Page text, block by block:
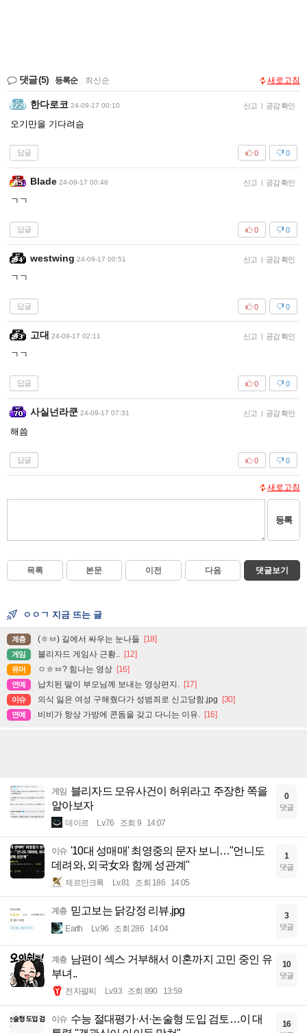
댓글(5) 등록순 최신순 새로고침
한다로코 24-09-17 00:10 신고 | 공감 확인
오기만을 기다려슴
답글 0
0
Blade 24-09-17 00:48 신고 | 공감 확인
ㄱㄱ
답글 0
0
westwing 24-09-17 00:51 신고 | 공감 확인
ㄱㄱ
답글 0
0
고대 24-09-17 02:11 신고 | 공감 확인
ㄱㄱ
답글 0
0
사실넌라쿤 24-09-17 07:31 신고 | 공감 확인
해씀
답글 0
0
새로고침
등록
목록 본문 이전 다음 댓글보기
ㅇㅇㄱ 지금 뜨는 글
계층 (ㅎㅂ) 길에서 싸우는 눈나들 [18]
게임 블리자드 게임사 근황.. [12]
유머 ㅇㅎㅂ? 힘나는 영상 [16]
연예 납치된 딸이 부모님께 보내는 영상편지. [17]
이슈 의식 잃은 여성 구해줬다가 성범죄로 신고당함.jpg [30]
연예 비비가 항상 가방에 콘돔을 갖고 다니는 이유. [16]
게임
블리자드 모유사건이 허위라고 주장한 쪽을
알아보자
데이르 Lv.76 조회 9 14:07
0
댓글
이슈 '10대 성매매' 최영중의 문자 보니…"언니도
데려와, 외국女와 함께 성관계"
제르만크록 Lv.81 조회 186 14:05
1
댓글
계층 믿고보는 닭강정 리뷰.jpg
Earth Lv.96 조회 286 14:04
3
댓글
계층 남편이 섹스 거부해서 이혼까지 고민 중인 유
부녀..
전자팔찌 Lv.93 조회 890 13:59
10
댓글
이슈 수능 절대평가·서·논술형 도입 검토…이 대
16